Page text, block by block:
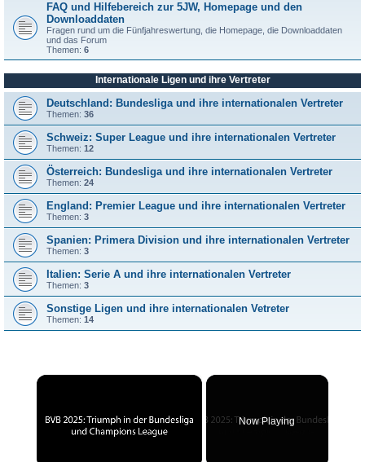
FAQ und Hilfebereich zur 5JW, Homepage und den
Downloaddaten
Fragen rund um die Fünfjahreswertung, die Homepage, die Downloaddaten
und das Forum
Themen: 6
Internationale Ligen und ihre Vertreter
Deutschland: Bundesliga und ihre internationalen Vertreter
Themen: 36
Schweiz: Super League und ihre internationalen Vertreter
Themen: 12
Österreich: Bundesliga und ihre internationalen Vertreter
Themen: 24
England: Premier League und ihre internationalen Vertreter
Themen: 3
Spanien: Primera Division und ihre internationalen Vertreter
Themen: 3
Italien: Serie A und ihre internationalen Vertreter
Themen: 3
Sonstige Ligen und ihre internationalen Vetreter
Themen: 14
×
Now Playing